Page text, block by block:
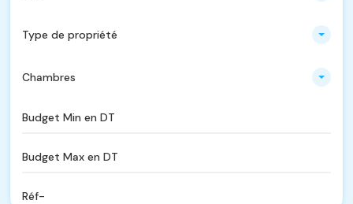
Type de propriété
Chambres